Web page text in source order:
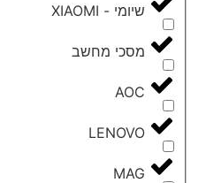
שיומי - XIAOMI
מסכי מחשב
AOC
LENOVO
MAG